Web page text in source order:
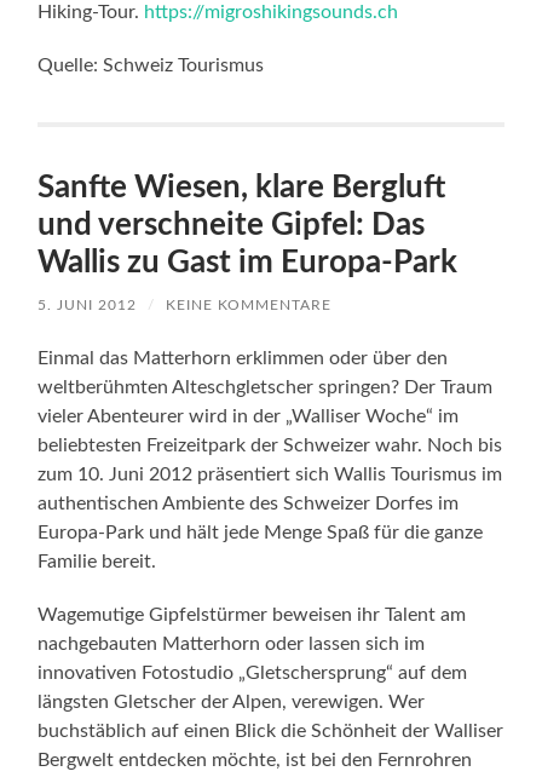
Hiking-Tour. https://migroshikingsounds.ch
Quelle: Schweiz Tourismus
Sanfte Wiesen, klare Bergluft
und verschneite Gipfel: Das
Wallis zu Gast im Europa-Park
5. JUNI 2012 / KEINE KOMMENTARE
Einmal das Matterhorn erklimmen oder über den
weltberühmten Alteschgletscher springen? Der Traum
vieler Abenteurer wird in der „Walliser Woche“ im
beliebtesten Freizeitpark der Schweizer wahr. Noch bis
zum 10. Juni 2012 präsentiert sich Wallis Tourismus im
authentischen Ambiente des Schweizer Dorfes im
Europa-Park und hält jede Menge Spaß für die ganze
Familie bereit.
Wagemutige Gipfelstürmer beweisen ihr Talent am
nachgebauten Matterhorn oder lassen sich im
innovativen Fotostudio „Gletschersprung“ auf dem
längsten Gletscher der Alpen, verewigen. Wer
buchstäblich auf einen Blick die Schönheit der Walliser
Bergwelt entdecken möchte, ist bei den Fernrohren